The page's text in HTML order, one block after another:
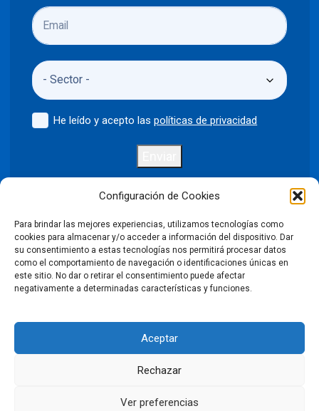
Configuración de Cookies
Para brindar las mejores experiencias, utilizamos tecnologías como
cookies para almacenar y/o acceder a información del dispositivo. Dar
su consentimiento a estas tecnologías nos permitirá procesar datos
como el comportamiento de navegación o identificaciones únicas en
este sitio. No dar o retirar el consentimiento puede afectar
negativamente a determinadas características y funciones.
Aceptar
Rechazar
Ver preferencias
He leído y acepto laspolíticas de privacidad
Política de privacidad Aviso legal
Política de cookies
Declaración de accesibilidad
©2026 Puntodis. Todos los derechos reservados. Prohibida la